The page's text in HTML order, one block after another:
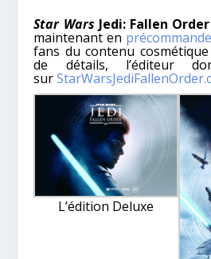
Star Wars Jedi: Fallen Order
maintenant en précommande
fans du contenu
de détails, l’éditeur
sur
L’édition Deluxe